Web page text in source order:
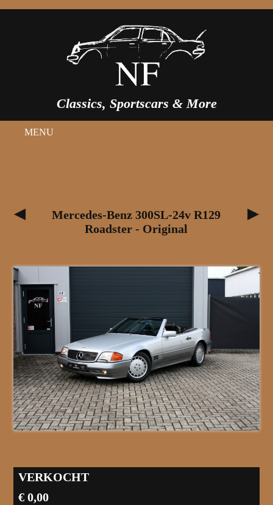
Classics, Sportscars & More
MENU
Mercedes-Benz 300SL-24v R129
Roadster - Original
VERKOCHT
€ 0,00